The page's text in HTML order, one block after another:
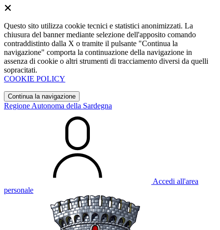
Questo sito utilizza cookie tecnici e statistici anonimizzati. La
chiusura del banner mediante selezione dell'apposito comando
contraddistinto dalla X o tramite il pulsante "Continua la
navigazione" comporta la continuazione della navigazione in
assenza di cookie o altri strumenti di tracciamento diversi da quelli
sopracitati.
COOKIE POLICY
Continua la navigazione
Regione Autonoma della Sardegna
Accedi all'area
personale